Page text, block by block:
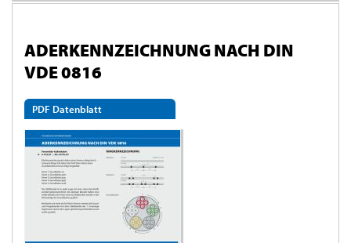
ADERKENNZEICHNUNG NACH DIN
VDE 0816
PDF Datenblatt